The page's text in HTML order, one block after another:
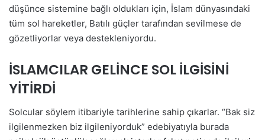
düşünce sistemine bağlı oldukları için, İslam dünyasındaki
tüm sol hareketler, Batılı güçler tarafından sevilmese de
gözetliyorlar veya destekleniyordu.
İSLAMCILAR GELİNCE SOL İLGİSİNİ
YİTİRDİ
Solcular söylem itibariyle tarihlerine sahip çıkarlar. “Bak siz
ilgilenmezken biz ilgileniyorduk” edebiyatıyla burada